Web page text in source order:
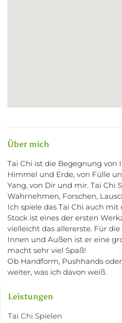
Über mich
Tai Chi ist die Begegnung von
Himmel und Erde, von Fülle
Yang, von Dir und mir. Tai Chi
Wahrnehmen, Forschen,
Ich spiele das Tai Chi auch
Stock ist eines der ersten
vielleicht das allererste. Für
Innen und Außen ist er eine
macht sehr viel Spaß!
Ob Handform, Pushhands
weiter, was ich davon weiß.
Leistungen
Tai Chi Spielen